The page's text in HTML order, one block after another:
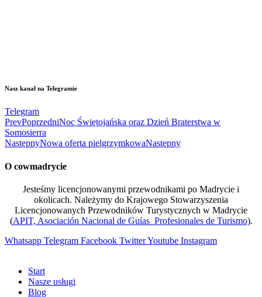
Nasz kanał na Telegramie
Telegram
PrevPoprzedniNoc Świętojańska oraz Dzień Braterstwa w
Somosierra
NastępnyNowa oferta pielgrzymkowaNastępny
O cowmadrycie
Jesteśmy licencjonowanymi przewodnikami po Madrycie i
okolicach. Należymy do Krajowego Stowarzyszenia
Licencjonowanych Przewodników Turystycznych w Madrycie
(APIT, Asociación Nacional de Guías Profesionales de Turismo).
Whatsapp Telegram Facebook TwitterYoutube Instagram
Start
Nasze usługi
Blog